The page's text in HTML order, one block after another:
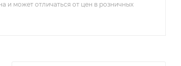
и может отличаться от цен в розничных